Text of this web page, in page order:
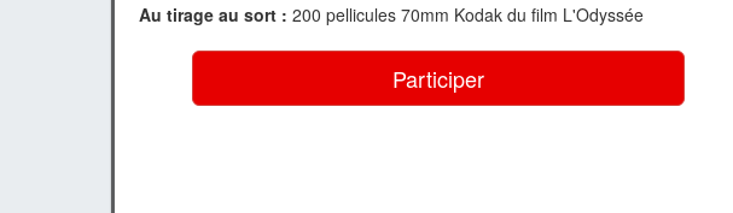
Au tirage au sort : 200 pellicules 70mm Kodak du film L'Odyssée
Participer